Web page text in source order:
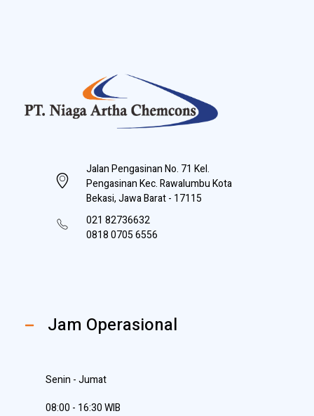
Jalan Pengasinan No. 71 Kel.
Pengasinan Kec. Rawalumbu Kota
Bekasi, Jawa Barat - 17115
021 82736632
0818 0705 6556
Jam Operasional
Senin - Jumat
08:00 - 16:30 WIB